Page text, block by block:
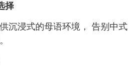
择
沉浸式的母语环境， 告别中式